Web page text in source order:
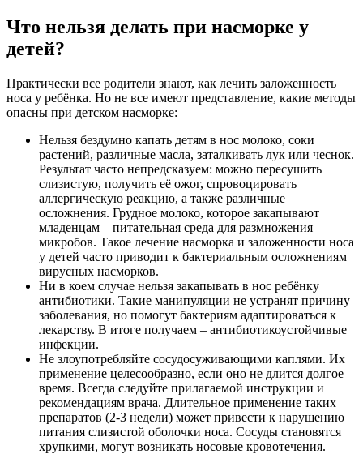
Что нельзя делать при насморке у
детей?
Практически все родители знают, как лечить заложенность
носа у ребёнка. Но не все имеют представление, какие методы
опасны при детском насморке:
Нельзя бездумно капать детям в нос молоко, соки
растений, различные масла, заталкивать лук или чеснок.
Результат часто непредсказуем: можно пересушить
слизистую, получить её ожог, спровоцировать
аллергическую реакцию, а также различные
осложнения. Грудное молоко, которое закапывают
младенцам – питательная среда для размножения
микробов. Такое лечение насморка и заложенности носа
у детей часто приводит к бактериальным осложнениям
вирусных насморков.
Ни в коем случае нельзя закапывать в нос ребёнку
антибиотики. Такие манипуляции не устранят причину
заболевания, но помогут бактериям адаптироваться к
лекарству. В итоге получаем – антибиотикоустойчивые
инфекции.
Не злоупотребляйте сосудосуживающими каплями. Их
применение целесообразно, если оно не длится долгое
время. Всегда следуйте прилагаемой инструкции и
рекомендациям врача. Длительное применение таких
препаратов (2-3 недели) может привести к нарушению
питания слизистой оболочки носа. Сосуды становятся
хрупкими, могут возникать носовые кровотечения.